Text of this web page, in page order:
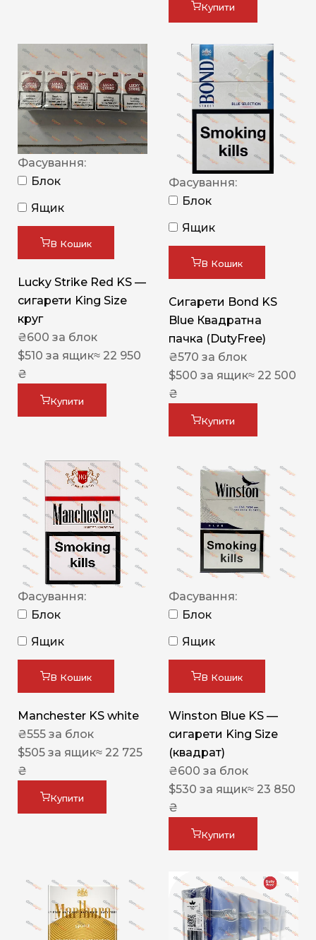
Купити
Фасування:
Блок
Ящик
В Кошик
Lucky Strike Red KS —
сигарети King Size
круг
₴600 за блок
$510 за ящик≈ 22 950
₴
Купити
Фасування:
Блок
Ящик
В Кошик
Сигарети Bond KS
Blue Квадратна
пачка (DutyFree)
₴570 за блок
$500 за ящик≈ 22 500
₴
Купити
Фасування:
Блок
Ящик
В Кошик
Manchester KS white
₴555 за блок
$505 за ящик≈ 22 725
₴
Купити
Фасування:
Блок
Ящик
В Кошик
Winston Blue KS —
сигарети King Size
(квадрат)
₴600 за блок
$530 за ящик≈ 23 850
₴
Купити